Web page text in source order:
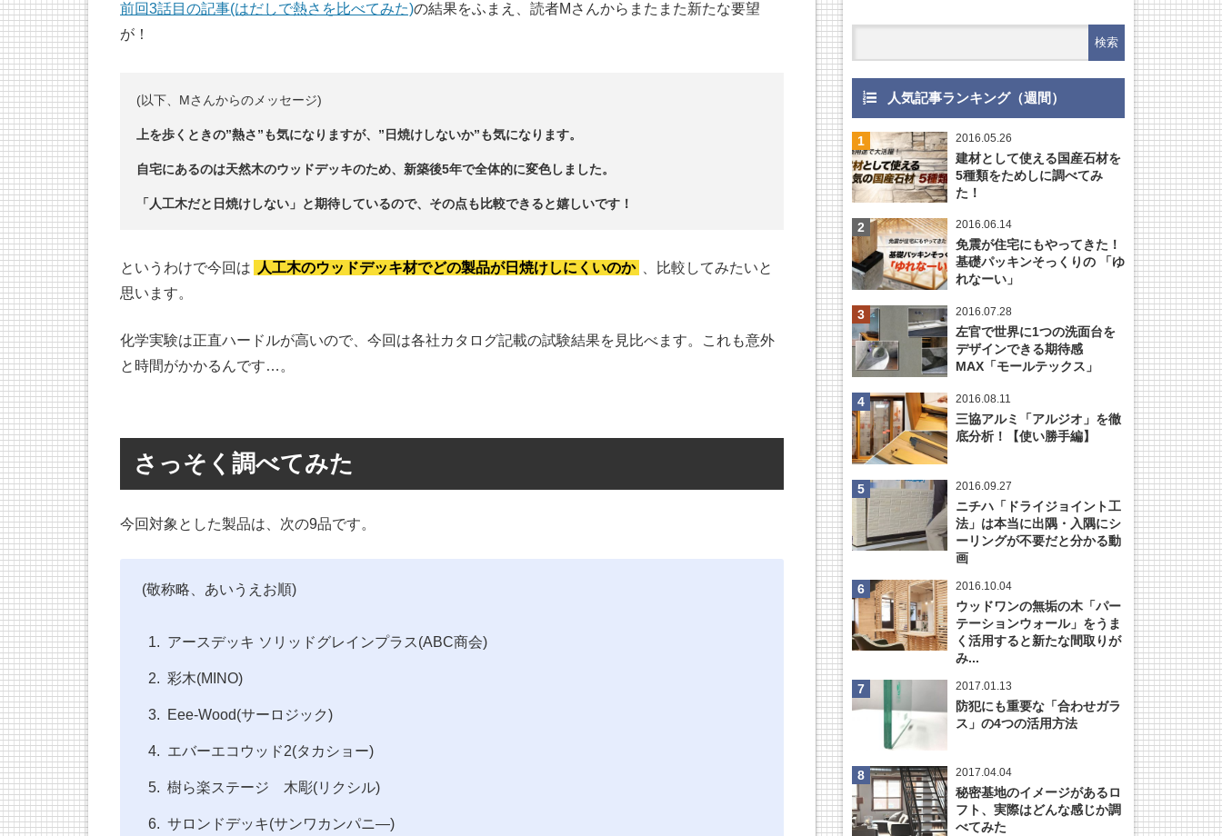
前回3話目の記事(はだしで熱さを比べてみた)の結果をふまえ、読者Mさんからまたまた新たな要望
が！
(以下、Mさんからのメッセージ)
上を歩くときの”熱さ”も気になりますが、”日焼けしないか”も気になります。
自宅にあるのは天然木のウッドデッキのため、新築後5年で全体的に変色しました。
「人工木だと日焼けしない」と期待しているので、その点も比較できると嬉しいです！
というわけで今回は 人工木のウッドデッキ材でどの製品が日焼けしにくいのか
、比較してみたいと
思います。
化学実験は正直ハードルが高いので、今回は各社カタログ記載の試験結果を見比べます。これも意外
と時間がかかるんです…。
さっそく調べてみた
今回対象とした製品は、次の9品です。
(敬称略、あいうえお順)
アースデッキ ソリッドグレインプラス(ABC商会)
彩木(MINO)
Eee-Wood(サーロジック)
エバーエコウッド2(タカショー)
樹ら楽ステージ 木彫(リクシル)
サロンドデッキ(サンワカンパニ―)
人気記事ランキング（週間）
2016.05.26
建材として使える国産石材を
5種類をためしに調べてみ
た！
2016.06.14
免震が住宅にもやってきた！
基礎パッキンそっくりの 「ゆ
れなーい」
2016.07.28
左官で世界に1つの洗面台を
デザインできる期待感
MAX「モールテックス」
2016.08.11
三協アルミ「アルジオ」を徹
底分析！【使い勝手編】
2016.09.27
ニチハ「ドライジョイント工
法」は本当に出隅・入隅にシ
ーリングが不要だと分かる動
画
2016.10.04
ウッドワンの無垢の木「パー
テーションウォール」をうま
く活用すると新たな間取りが
み...
2017.01.13
防犯にも重要な「合わせガラ
ス」の4つの活用方法
2017.04.04
秘密基地のイメージがあるロ
フト、実際はどんな感じか調
べてみた